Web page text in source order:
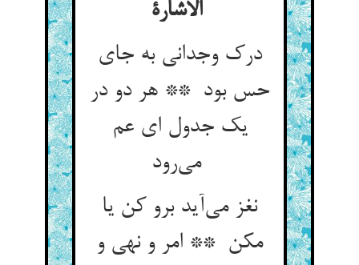
الاشارة
درک وجدانی به جای
حس بود ** هر دو در
یک جدول ای عم
می‌رود
نغز می‌آید برو کن یا
مکن ** امر و نهی و